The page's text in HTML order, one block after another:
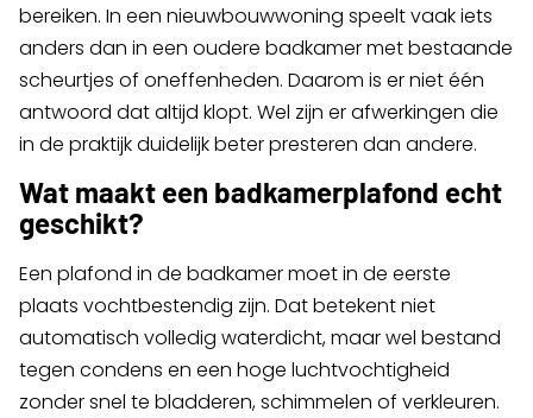
bereiken. In een nieuwbouwwoning speelt vaak iets
anders dan in een oudere badkamer met bestaande
scheurtjes of oneffenheden. Daarom is er niet één
antwoord dat altijd klopt. Wel zijn er afwerkingen die
in de praktijk duidelijk beter presteren dan andere.
Wat maakt een badkamerplafond echt
geschikt?
Een plafond in de badkamer moet in de eerste
plaats vochtbestendig zijn. Dat betekent niet
automatisch volledig waterdicht, maar wel bestand
tegen condens en een hoge luchtvochtigheid
zonder snel te bladderen, schimmelen of verkleuren.